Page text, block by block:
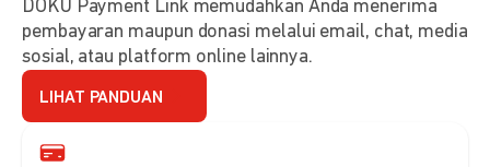
DOKU Payment Link memudahkan Anda menerima
pembayaran maupun donasi melalui email, chat, media
sosial, atau platform online lainnya.
LIHAT PANDUAN